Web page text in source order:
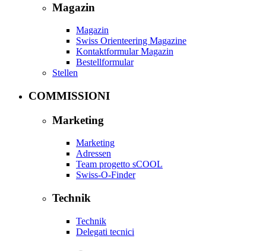
Magazin
Magazin
Swiss Orienteering Magazine
Kontaktformular Magazin
Bestellformular
Stellen
COMMISSIONI
Marketing
Marketing
Adressen
Team progetto sCOOL
Swiss-O-Finder
Technik
Technik
Delegati tecnici